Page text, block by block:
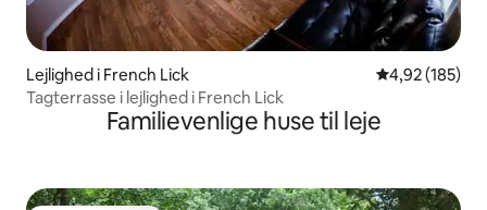
Lejlighed i French Lick 4,92 ud af 5 i
4,92 (185)
Tagterrasse i lejlighed i French Lick
Familievenlige huse til leje